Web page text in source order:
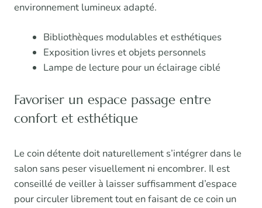
environnement lumineux adapté.
Bibliothèques modulables et esthétiques
Exposition livres et objets personnels
Lampe de lecture pour un éclairage ciblé
Favoriser un espace passage entre
confort et esthétique
Le coin détente doit naturellement s’intégrer dans le
salon sans peser visuellement ni encombrer. Il est
conseillé de veiller à laisser suffisamment d’espace
pour circuler librement tout en faisant de ce coin un